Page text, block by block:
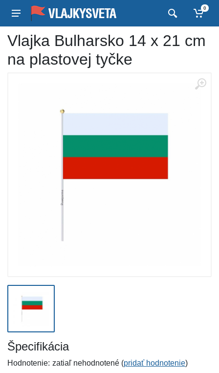
0
Vlajka Bulharsko 14 x 21 cm
na plastovej tyčke
Špecifikácia
Hodnotenie: zatiaľ nehodnotené (pridať hodnotenie)